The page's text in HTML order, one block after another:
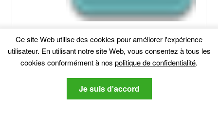
Articles Similaires:
Ce site Web utilise des cookies pour améliorer l'expérience
utilisateur. En utilisant notre site Web, vous consentez à tous les
cookies conformément à nos politique de confidentialité.
Je suis d'accord